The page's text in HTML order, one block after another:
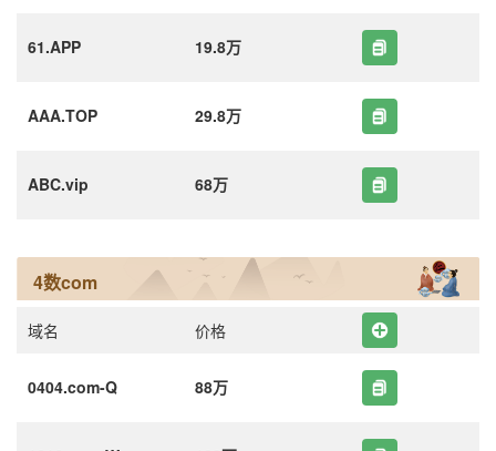
61.APP 19.8万
AAA.TOP 29.8万
ABC.vip 68万
4数com
域名 价格
0404.com-Q 88万